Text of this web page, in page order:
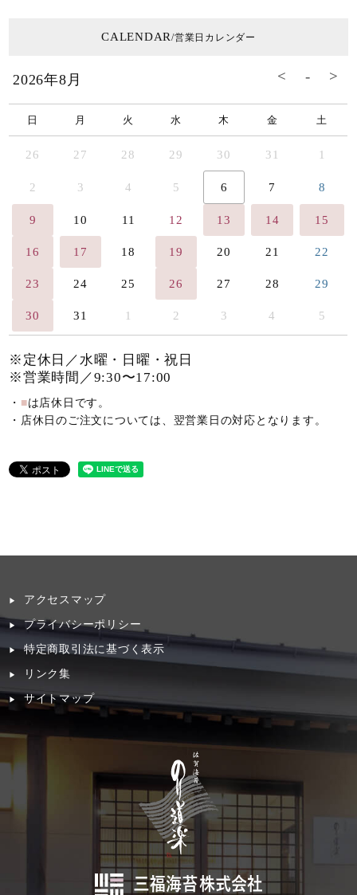
CALENDAR/営業日カレンダー
2026年8月
日 月 火 水 木 金 土
26 27 28 29 30 31 1
2 3 4 5 6 7 8
9 10 11 12 13 14 15
16 17 18 19 20 21 22
23 24 25 26 27 28 29
30 31 1 2 3 4 5
※定休日／水曜・日曜・祝日
※営業時間／9:30〜17:00
・ ■は店休日です。
・店休日のご注文については、翌営業日の対応となります。
アクセスマップ
プライバシーポリシー
特定商取引法に基づく表示
リンク集
サイトマップ